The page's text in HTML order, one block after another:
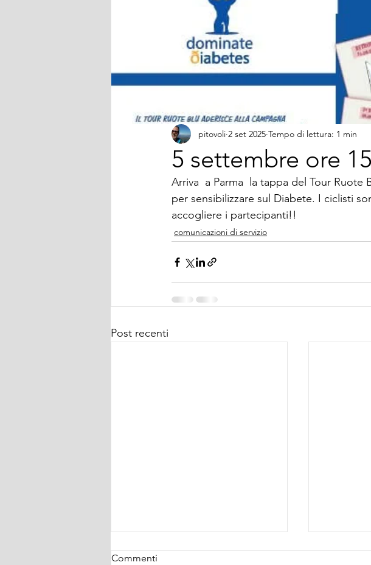
5 settembre ore 15
pitovoli 2 set 2025 Tempo di lettura: 1 min
Arriva  a Parma  la tappa del Tour
per sensibilizzare sul Diabete. I ciclisti
accogliere i partecipanti!!
comunicazioni di servizio
Post recenti
Commenti